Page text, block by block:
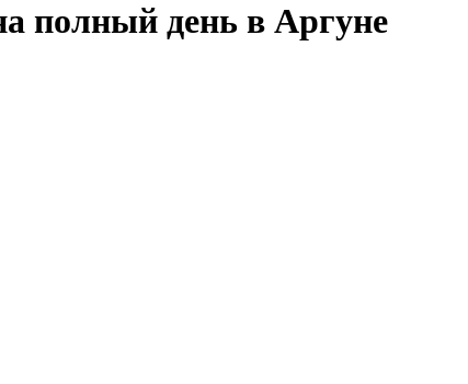
полный день в Аргуне